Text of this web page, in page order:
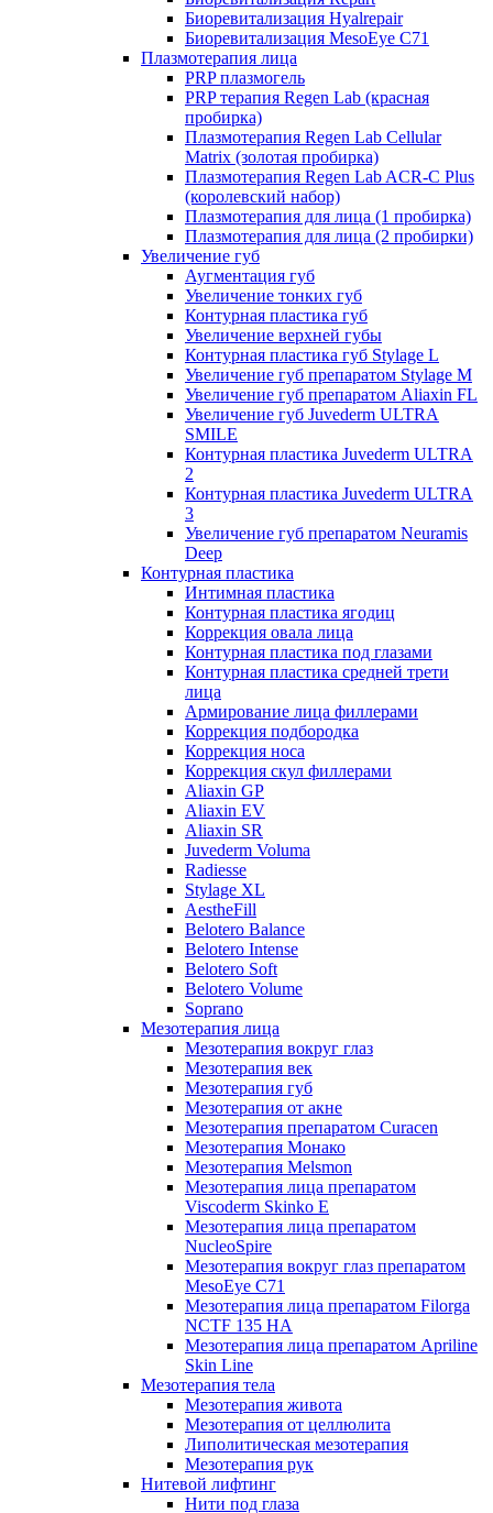
Биоревитализация Hyalrepair
Биоревитализация MesoEye C71
Плазмотерапия лица
PRP плазмогель
PRP терапия Regen Lab (красная
пробирка)
Плазмотерапия Regen Lab Cellular
Matrix (золотая пробирка)
Плазмотерапия Regen Lab ACR-C Plus
(королевский набор)
Плазмотерапия для лица (1 пробирка)
Плазмотерапия для лица (2 пробирки)
Увеличение губ
Аугментация губ
Увеличение тонких губ
Контурная пластика губ
Увеличение верхней губы
Контурная пластика губ Stylage L
Увеличение губ препаратом Stylage M
Увеличение губ препаратом Aliaxin FL
Увеличение губ Juvederm ULTRA
SMILE
Контурная пластика Juvederm ULTRA
2
Контурная пластика Juvederm ULTRA
3
Увеличение губ препаратом Neuramis
Deep
Контурная пластика
Интимная пластика
Контурная пластика ягодиц
Коррекция овала лица
Контурная пластика под глазами
Контурная пластика средней трети
лица
Армирование лица филлерами
Коррекция подбородка
Коррекция носа
Коррекция скул филлерами
Aliaxin GP
Aliaxin EV
Aliaxin SR
Juvederm Voluma
Radiesse
Stylage XL
AestheFill
Belotero Balance
Belotero Intense
Belotero Soft
Belotero Volume
Soprano
Мезотерапия лица
Мезотерапия вокруг глаз
Мезотерапия век
Мезотерапия губ
Мезотерапия от акне
Мезотерапия препаратом Curacen
Мезотерапия Монако
Мезотерапия Melsmon
Мезотерапия лица препаратом
Viscoderm Skinko E
Мезотерапия лица препаратом
NucleoSpire
Мезотерапия вокруг глаз препаратом
MesoEye С71
Мезотерапия лица препаратом Filorga
NCTF 135 HA
Мезотерапия лица препаратом Apriline
Skin Line
Мезотерапия тела
Мезотерапия живота
Мезотерапия от целлюлита
Липолитическая мезотерапия
Мезотерапия рук
Нитевой лифтинг
Нити под глаза